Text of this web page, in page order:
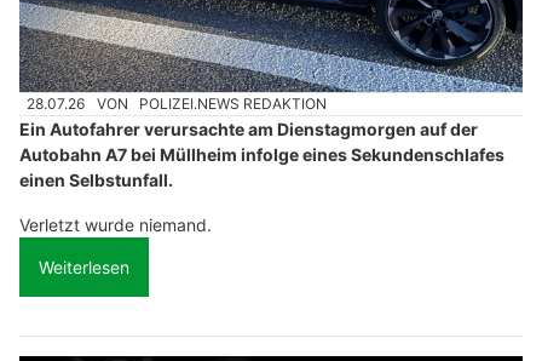
28.07.26 VON POLIZEI.NEWS REDAKTION
Ein Autofahrer verursachte am Dienstagmorgen auf der
Autobahn A7 bei Müllheim infolge eines Sekundenschlafes
einen Selbstunfall.
Verletzt wurde niemand.
Weiterlesen